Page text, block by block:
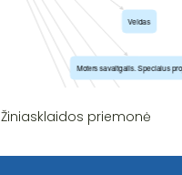
Žiniasklaidos priemonė